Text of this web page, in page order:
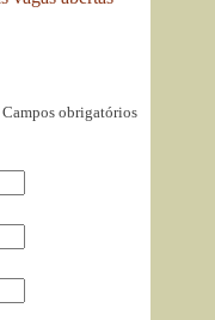
Campos obrigatórios